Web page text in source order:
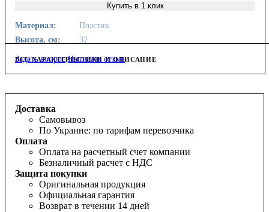
Купить в 1 клик
Материал:
Пластик
Высота, см:
32
ВСЕ ХАРАКТЕРИСТИКИ И ОПИСАНИЕ
Задать вопрос Написать отзыв
Доставка
Самовывоз
По Украине: по тарифам перевозчика
Оплата
Оплата на расчетный счет компании
Безналичный расчет с НДС
Защита покупки
Оригинальная продукция
Официальная гарантия
Возврат в течении 14 дней